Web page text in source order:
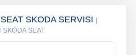
SKODA SERVISI |
SKODA SEAT